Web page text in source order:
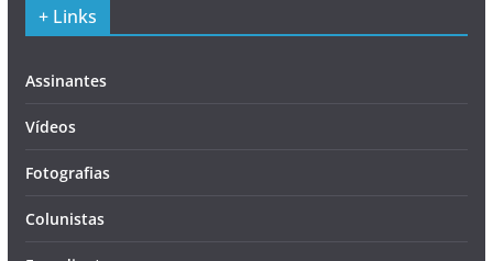
+ Links
Assinantes
Vídeos
Fotografias
Colunistas